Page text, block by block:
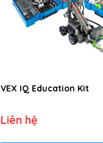
VEX IQ Education Kit
Liên hệ